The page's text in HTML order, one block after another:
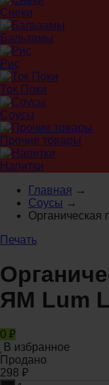
Снеки
Бальзамы
Рис
Ток Поки
Соусы
Прочие товары
Напитки
Главная →
Соусы →
Органическая
Печать
ЯМ Lum
0 ₽
В избранное
Продано
298 ₽